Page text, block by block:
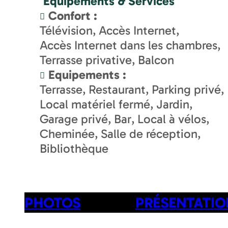
Confort :
Télévision Accès Internet
Accès Internet dans les chambres
Terrasse privative Balcon
Equipements :
Terrasse Restaurant Parking privé
Local matériel fermé Jardin
Garage privé Bar Local à vélos
Cheminée Salle de réception
Bibliothèque
PHOTOS